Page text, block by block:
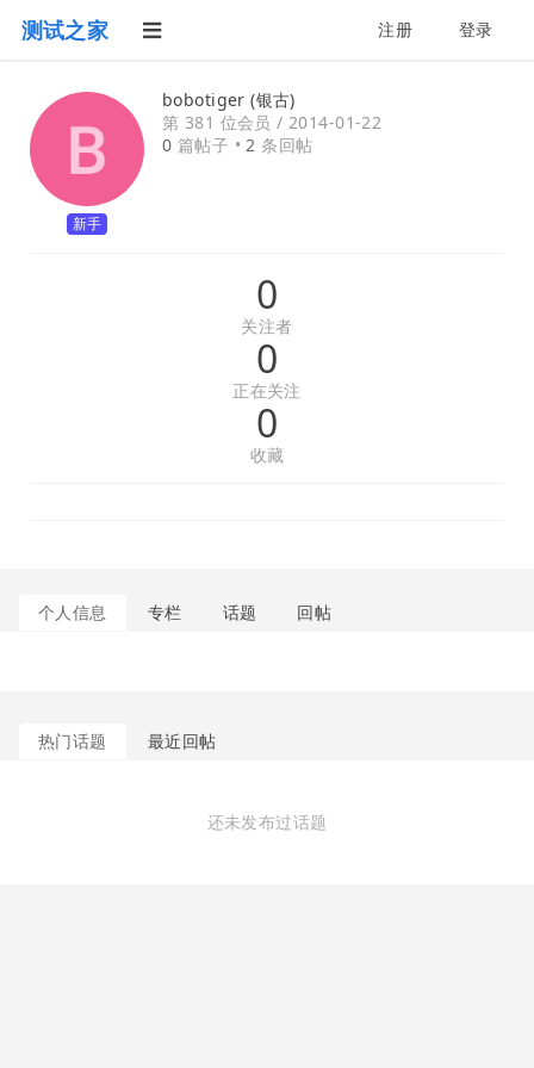
测试之家 注册 登录
新手
bobotiger (银古)
第 381 位会员 /2014-01-22
0 篇帖子 •2 条回帖
0
关注者
0
正在关注
0
收藏
个人信息 专栏 话题 回帖
热门话题 最近回帖
还未发布过话题